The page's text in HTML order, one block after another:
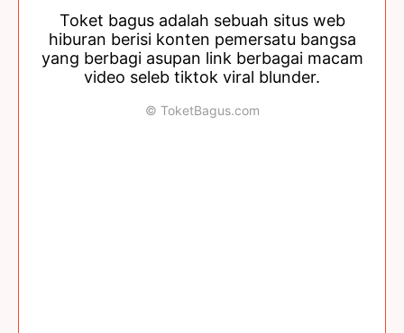
Toket bagus adalah sebuah situs web
hiburan berisi konten pemersatu bangsa
yang berbagi asupan link berbagai macam
video seleb tiktok viral blunder.
© ToketBagus.com